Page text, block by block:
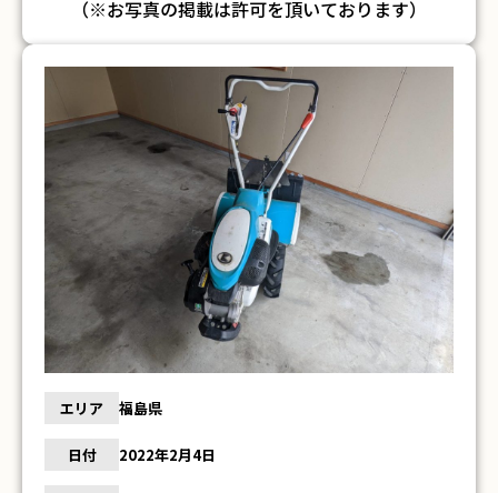
（※お写真の掲載は許可を頂いております）
エリア 福島県
日付 2022年2月4日